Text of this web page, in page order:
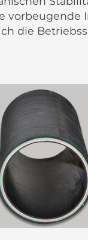
vorbeugende
die